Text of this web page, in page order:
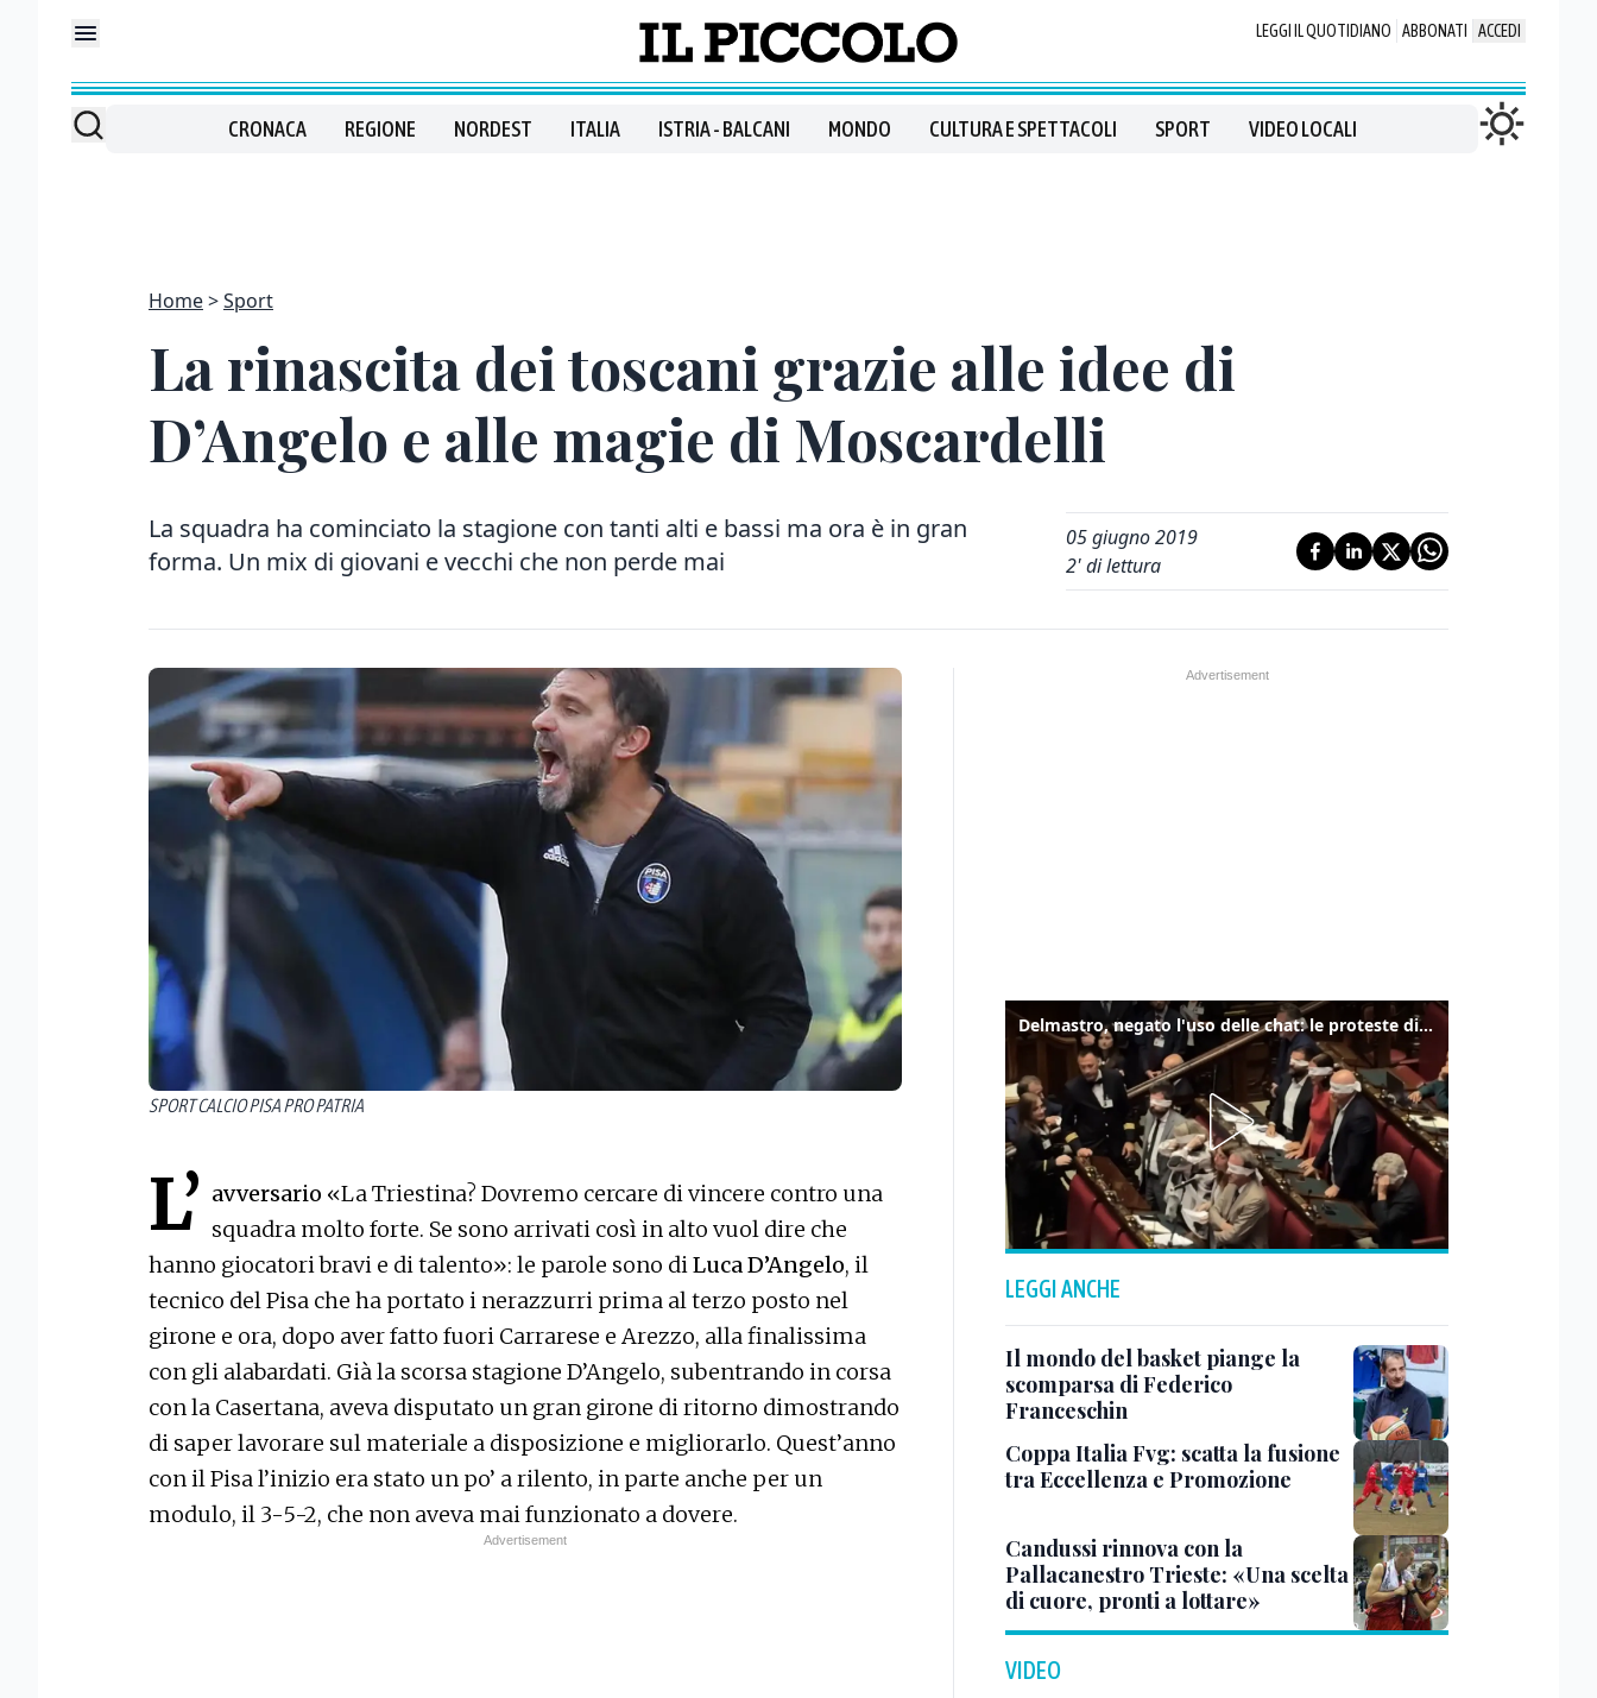
LEGGI IL QUOTIDIANO ABBONATI ACCEDI
CRONACA REGIONE NORDEST ITALIA ISTRIA - BALCANI MONDO CULTURA E SPETTACOLI SPORT VIDEO LOCALI
Home Sport
La rinascita dei toscani grazie alle idee di
D’Angelo e alle magie di Moscardelli
La squadra ha cominciato la stagione con tanti alti e bassi ma ora è in gran
forma. Un mix di giovani e vecchi che non perde mai
05 giugno 2019
2' di lettura
SPORT CALCIO PISA PRO PATRIA
L’ avversario «La Triestina? Dovremo cercare di vincere contro una
squadra molto forte. Se sono arrivati così in alto vuol dire che
hanno giocatori bravi e di talento»: le parole sono diLuca D’Angelo, il
tecnico del Pisa che ha portato i nerazzurri prima al terzo posto nel
girone e ora, dopo aver fatto fuori Carrarese e Arezzo, alla finalissima
con gli alabardati. Già la scorsa stagione D’Angelo, subentrando in corsa
con la Casertana, aveva disputato un gran girone di ritorno dimostrando
di saper lavorare sul materiale a disposizione e migliorarlo. Quest’anno
con il Pisa l’inizio era stato un po’ a rilento, in parte anche per un
modulo, il 3-5-2, che non aveva mai funzionato a dovere.
Delmastro, negato l'uso delle chat: le proteste di Avs e M5s
LEGGI ANCHE
Il mondo del basket piange la
scomparsa di Federico
Franceschin
Coppa Italia Fvg: scatta la fusione
tra Eccellenza e Promozione
Candussi rinnova con la
Pallacanestro Trieste: «Una scelta
di cuore, pronti a lottare»
VIDEO